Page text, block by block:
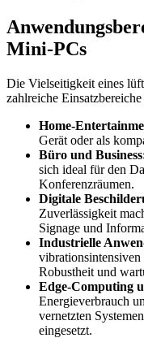
Mini-PCs
Die Vielseitigkeit eines
zahlreiche Einsatzbereiche
Home-
Gerät oder als
Büro und
sich ideal für den
Konferenzräumen.
Digitale
Zuverlässigkeit
Signage und
Industrielle
Robustheit und
Edge-Computing
Energieverbrauch
vernetzten
eingesetzt.